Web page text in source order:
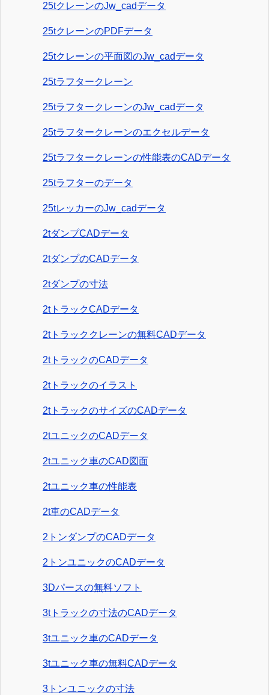
25tクレーンのJw_cadデータ
25tクレーンのPDFデータ
25tクレーンの平面図のJw_cadデータ
25tラフタークレーン
25tラフタークレーンのJw_cadデータ
25tラフタークレーンのエクセルデータ
25tラフタークレーンの性能表のCADデータ
25tラフターのデータ
25tレッカーのJw_cadデータ
2tダンプCADデータ
2tダンプのCADデータ
2tダンプの寸法
2tトラックCADデータ
2tトラッククレーンの無料CADデータ
2tトラックのCADデータ
2tトラックのイラスト
2tトラックのサイズのCADデータ
2tユニックのCADデータ
2tユニック車のCAD図面
2tユニック車の性能表
2t車のCADデータ
2トンダンプのCADデータ
2トンユニックのCADデータ
3Dパースの無料ソフト
3tトラックの寸法のCADデータ
3tユニック車のCADデータ
3tユニック車の無料CADデータ
3トンユニックの寸法